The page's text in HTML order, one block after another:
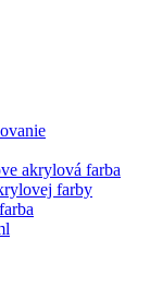
akrylová farba
farby